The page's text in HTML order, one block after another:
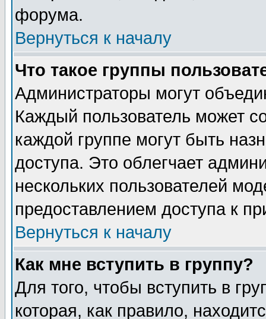
форума.
Вернуться к началу
Что такое группы
Администраторы могут
Каждый пользователь может
каждой группе могут быть
доступа. Это облегчает
нескольких пользователей
предоставлением доступа к
Вернуться к началу
Как мне вступить в группу?
Для того, чтобы вступить в
которая, как правило,